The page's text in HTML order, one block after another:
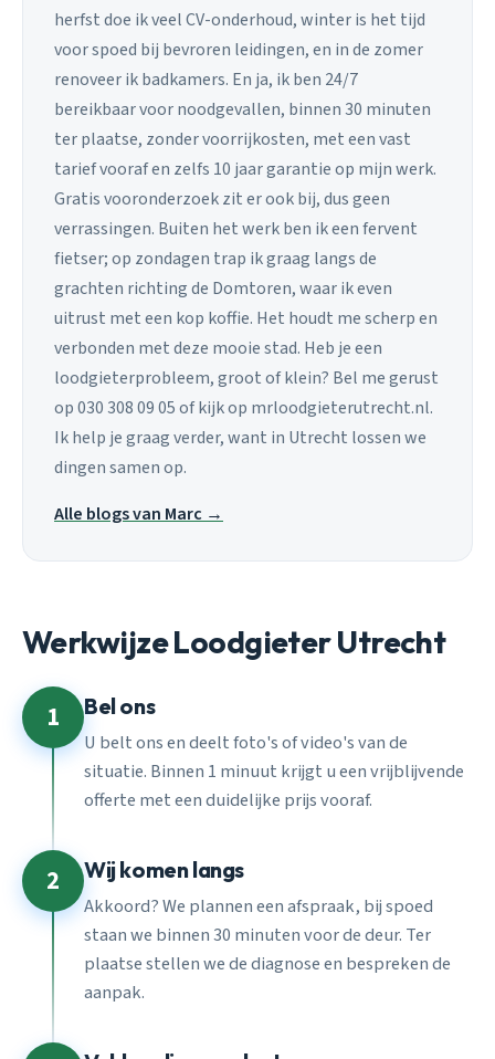
herfst doe ik veel CV-onderhoud, winter is het tijd
voor spoed bij bevroren leidingen, en in de zomer
renoveer ik badkamers. En ja, ik ben 24/7
bereikbaar voor noodgevallen, binnen 30 minuten
ter plaatse, zonder voorrijkosten, met een vast
tarief vooraf en zelfs 10 jaar garantie op mijn werk.
Gratis vooronderzoek zit er ook bij, dus geen
verrassingen. Buiten het werk ben ik een fervent
fietser; op zondagen trap ik graag langs de
grachten richting de Domtoren, waar ik even
uitrust met een kop koffie. Het houdt me scherp en
verbonden met deze mooie stad. Heb je een
loodgieterprobleem, groot of klein? Bel me gerust
op 030 308 09 05 of kijk op mrloodgieterutrecht.nl.
Ik help je graag verder, want in Utrecht lossen we
dingen samen op.
Alle blogs van Marc →
Werkwijze Loodgieter Utrecht
1 Bel ons
U belt ons en deelt foto's of video's van de
situatie. Binnen 1 minuut krijgt u een vrijblijvende
offerte met een duidelijke prijs vooraf.
2 Wij komen langs
Akkoord? We plannen een afspraak, bij spoed
staan we binnen 30 minuten voor de deur. Ter
plaatse stellen we de diagnose en bespreken de
aanpak.